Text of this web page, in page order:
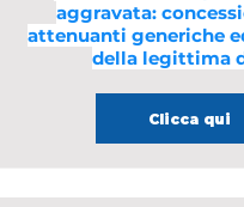
aggravata:
attenuanti generiche
della legittima
Clicca qui